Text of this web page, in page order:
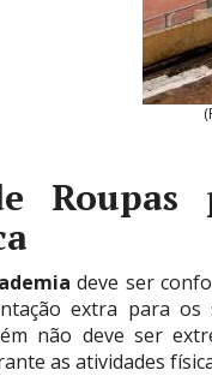
deve ser
extra para
não deve ser
as atividades